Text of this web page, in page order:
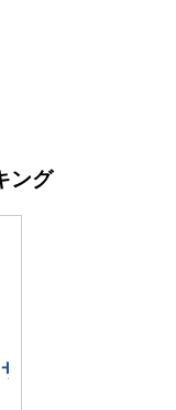
ング